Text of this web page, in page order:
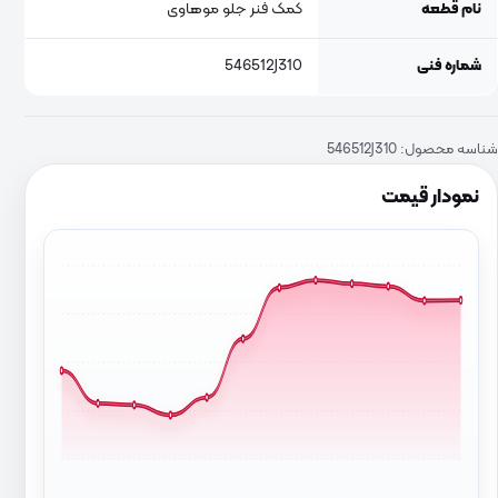
نمودار قیمت
نام قطعه کمک فنر جلو موهاوی
شماره فنی 546512J310
شناسه محصول: 546512J310